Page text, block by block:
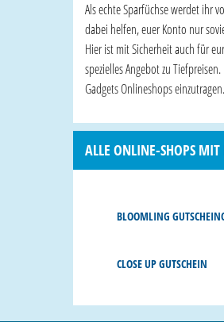
Als echte Sparfüchse werdet ihr
dabei helfen, euer Konto nur
Hier ist mit Sicherheit auch für
spezielles Angebot zu
Gadgets Onlineshops einzutragen.
ALLE ONLINE-SHOPS MIT
BLOOMLING
CLOSE UP GUTSCHEIN